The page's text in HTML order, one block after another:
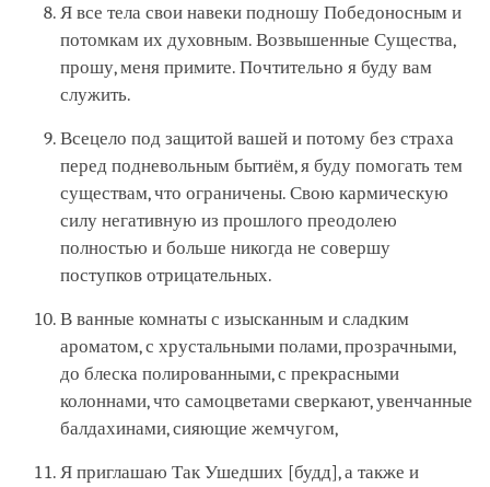
Я все тела свои навеки подношу Победоносным и
потомкам их духовным. Возвышенные Существа,
прошу, меня примите. Почтительно я буду вам
служить.
Всецело под защитой вашей и потому без страха
перед подневольным бытиём, я буду помогать тем
существам, что ограничены. Свою кармическую
силу негативную из прошлого преодолею
полностью и больше никогда не совершу
поступков отрицательных.
В ванные комнаты с изысканным и сладким
ароматом, с хрустальными полами, прозрачными,
до блеска полированными, с прекрасными
колоннами, что самоцветами сверкают, увенчанные
балдахинами, сияющие жемчугом,
Я приглашаю Так Ушедших [будд], а также и